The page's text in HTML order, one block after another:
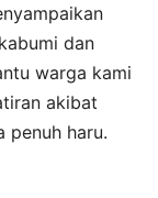
dan
warga kami
akibat
penuh haru.